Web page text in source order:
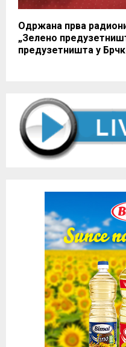
Одржана прва
„Зелено
предузетништа у